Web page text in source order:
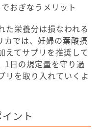
おぎなうメリット
た栄養分は損なわれる
カでは、妊婦の葉酸摂
えてサプリを推奨して
1日の規定量を守り過
リを取り入れていくよ
ント